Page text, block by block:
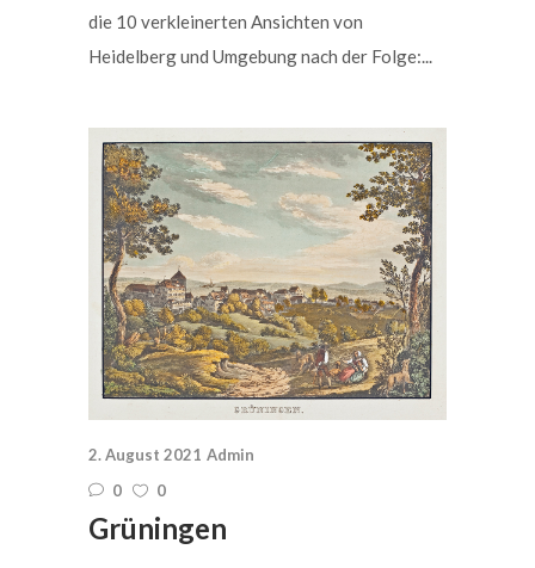
die 10 verkleinerten Ansichten von
Heidelberg und Umgebung nach der Folge:...
2. August 2021 Admin
0
0
Grüningen